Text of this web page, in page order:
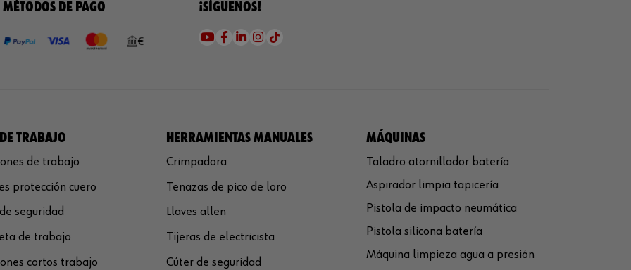
MÉTODOS DE PAGO ¡SÍGUENOS!
TRABAJO
de trabajo
protección cuero
seguridad
de trabajo
cortos trabajo
HERRAMIENTAS MANUALES
Crimpadora
Tenazas de pico de loro
Llaves allen
Tijeras de electricista
Cúter de seguridad
MÁQUINAS
Taladro atornillador batería
Aspirador limpia tapicería
Pistola de impacto neumática
Pistola silicona batería
Máquina limpieza agua a presión